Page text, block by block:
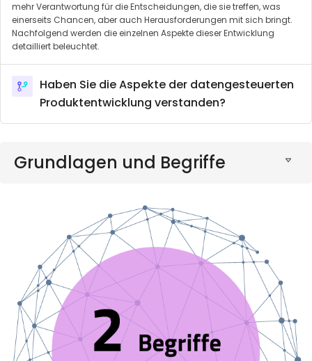
mehr Verantwortung für die Entscheidungen, die sie treffen, was
einerseits Chancen, aber auch Herausforderungen mit sich bringt.
Nachfolgend werden die einzelnen Aspekte dieser Entwicklung
detailliert beleuchtet.
Haben Sie die Aspekte der datengesteuerten
Produktentwicklung verstanden?
Grundlagen und Begriffe